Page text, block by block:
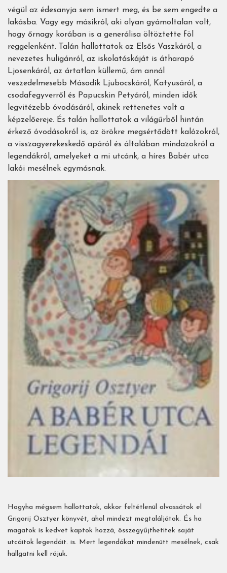
végül az édesanyja sem ismert meg, és be sem engedte a
lakásba. Vagy egy másikról, aki olyan gyámoltalan volt,
hogy őrnagy korában is a generálisa öltöztette föl
reggelenként. Talán hallottatok az Elsős Vaszkáról, a
nevezetes huligánról, az iskolatáskáját is átharapó
Ljosenkáról, az ártatlan küllemű, ám annál
veszedelmesebb Második Ljubocskáról, Katyusáról, a
csodafegyverről és Papucskin Petyáról, minden idők
legvitézebb óvodásáról, akinek rettenetes volt a
képzelőereje. És talán hallottatok a világűrből hintán
érkező óvodásokról is, az örökre megsértődött kalózokról,
a visszagyerekeskedő apáról és általában mindazokról a
legendákról, amelyeket a mi utcánk, a híres Babér utca
lakói mesélnek egymásnak.
Hogyha mégsem hallottatok, akkor feltétlenül olvassátok el
Grigorij Osztyer könyvét, ahol mindezt megtaláljátok. És ha
magatok is kedvet kaptok hozzá, összegyűjthetitek saját
utcáitok legendáit. is. Mert legendákat mindenütt mesélnek, csak
hallgatni kell rájuk.